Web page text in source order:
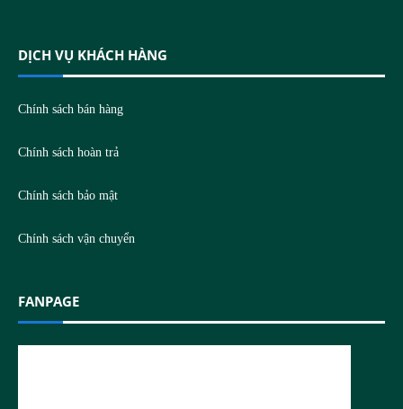
DỊCH VỤ KHÁCH HÀNG
Chính sách bán hàng
Chính sách hoàn trả
Chính sách bảo mật
Chính sách vận chuyển
FANPAGE